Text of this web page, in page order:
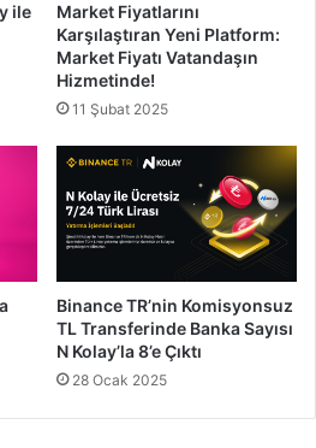
ile
Market Fiyatlarını
Karşılaştıran Yeni Platform:
Market Fiyatı Vatandaşın
Hizmetinde!
11 Şubat 2025
Binance TR’nin Komisyonsuz
TL Transferinde Banka Sayısı
N Kolay’la 8’e Çıktı
28 Ocak 2025